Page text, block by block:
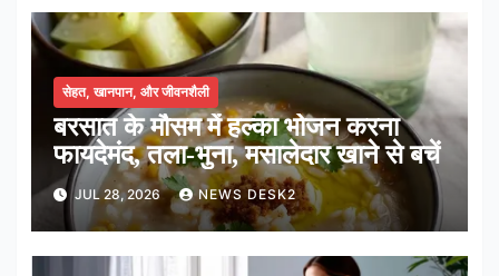
सेहत, खानपान, और जीवनशैली
बरसात के मौसम में हल्का भोजन करना
फायदेमंद, तला-भुना, मसालेदार खाने से बचें
JUL 28, 2026 NEWS DESK2